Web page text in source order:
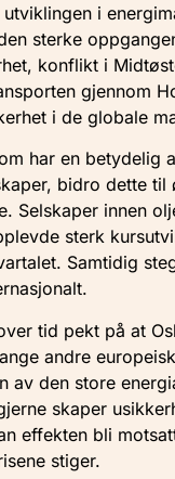
utviklingen i
sterke
konflikt i
gjennom
i de globale
har en betydelig
bidro dette til
Selskaper innen
sterk
Samtidig
tid pekt på at
andre
av den store
skaper
effekten bli
stiger.